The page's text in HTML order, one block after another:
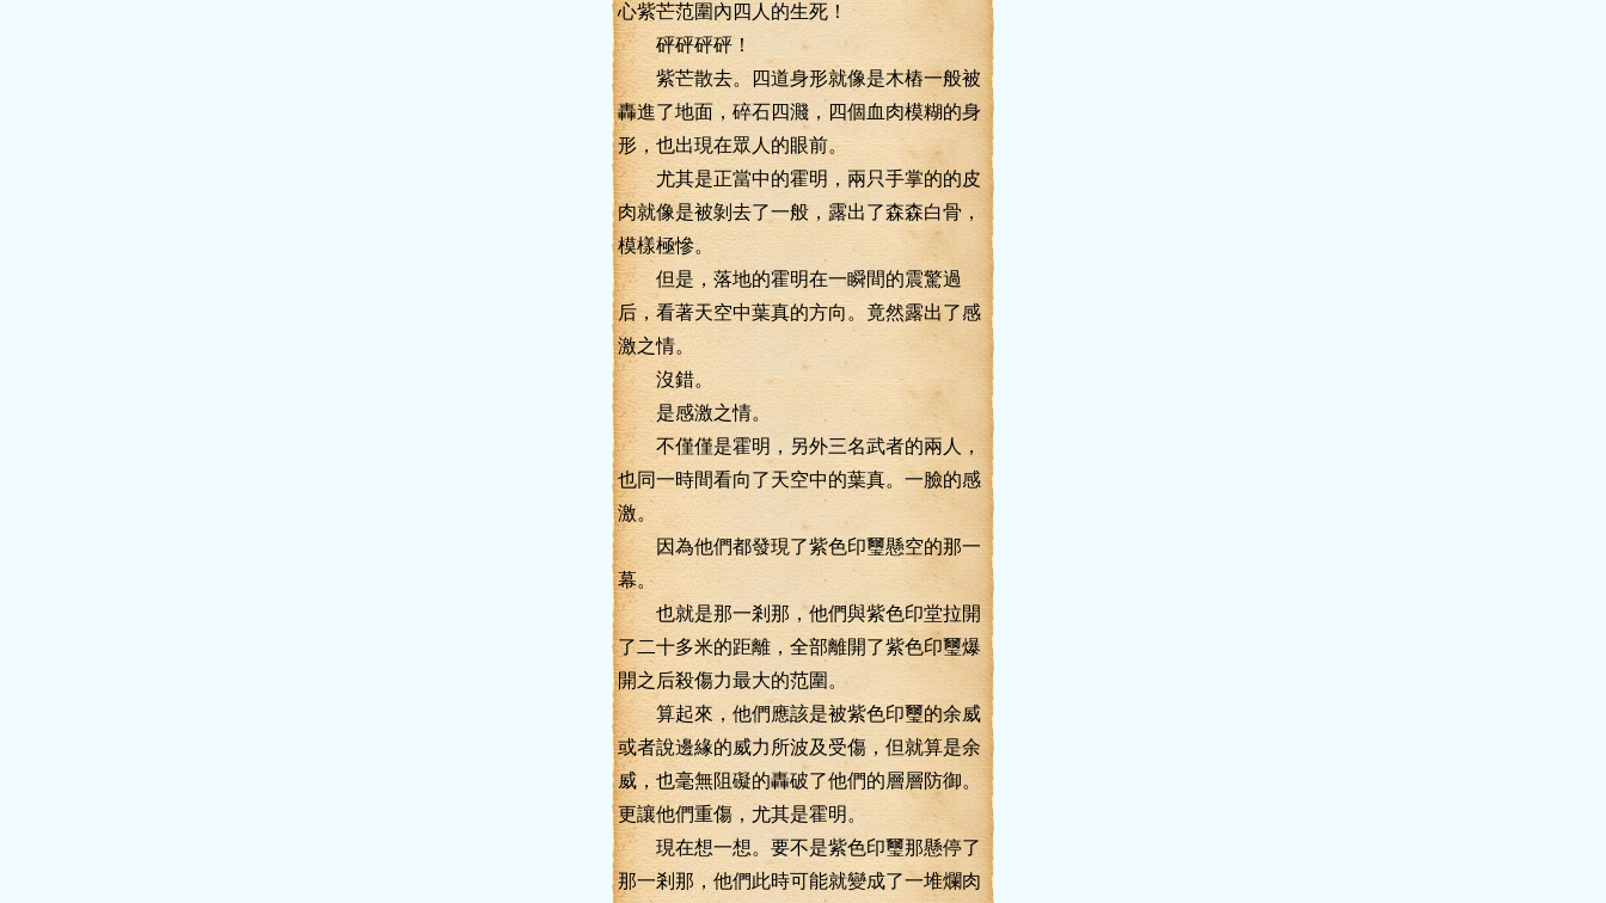
心紫芒范圍內四人的生死！
砰砰砰砰！
紫芒散去。四道身形就像是木樁一般被
轟進了地面，碎石四濺，四個血肉模糊的身
形，也出現在眾人的眼前。
尤其是正當中的霍明，兩只手掌的的皮
肉就像是被剝去了一般，露出了森森白骨，
模樣極慘。
但是，落地的霍明在一瞬間的震驚過
后，看著天空中葉真的方向。竟然露出了感
激之情。
沒錯。
是感激之情。
不僅僅是霍明，另外三名武者的兩人，
也同一時間看向了天空中的葉真。一臉的感
激。
因為他們都發現了紫色印璽懸空的那一
幕。
也就是那一剎那，他們與紫色印堂拉開
了二十多米的距離，全部離開了紫色印璽爆
開之后殺傷力最大的范圍。
算起來，他們應該是被紫色印璽的余威
或者說邊緣的威力所波及受傷，但就算是余
威，也毫無阻礙的轟破了他們的層層防御。
更讓他們重傷，尤其是霍明。
現在想一想。要不是紫色印璽那懸停了
那一剎那，他們此時可能就變成了一堆爛肉